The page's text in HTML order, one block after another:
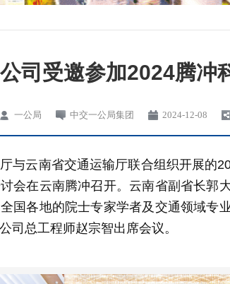
公司受邀参加2024腾冲
一公局 中交一公局集团 2024-12-08
与云南省交通运输厅联合组织开展
会在云南腾冲召开。云南省副省长郭
国各地的院士专家学者及交通领域专
司总工程师赵宗智出席会议。